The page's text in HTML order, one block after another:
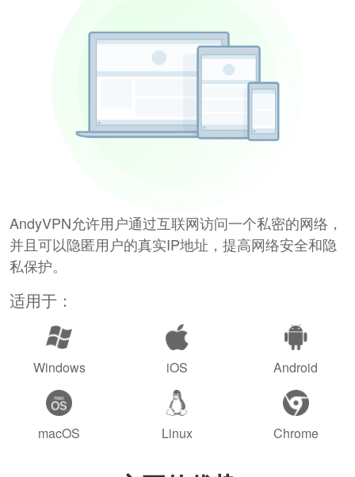
AndyVPN允许用户通过互联网访问一个私密的网络，
并且可以隐匿用户的真实IP地址，提高网络安全和隐
私保护。
适用于：
Windows iOS Android
macOS Linux Chrome